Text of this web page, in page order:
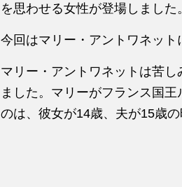
を思わせる女性が登場しました。
今回はマリー・アントワネット
マリー・アントワネットは苦
ました。マリーがフランス国
のは、彼女が14歳、夫が15歳の